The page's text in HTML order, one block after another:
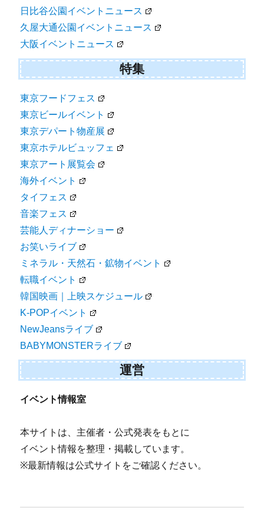
日比谷公園イベントニュース
久屋大通公園イベントニュース
大阪イベントニュース
特集
東京フードフェス
東京ビールイベント
東京デパート物産展
東京ホテルビュッフェ
東京アート展覧会
海外イベント
タイフェス
音楽フェス
芸能人ディナーショー
お笑いライブ
ミネラル・天然石・鉱物イベント
転職イベント
韓国映画｜上映スケジュール
K-POPイベント
NewJeansライブ
BABYMONSTERライブ
運営
イベント情報室
本サイトは、主催者・公式発表をもとに
イベント情報を整理・掲載しています。
※最新情報は公式サイトをご確認ください。